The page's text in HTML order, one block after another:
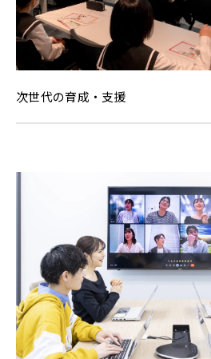
次世代の育成・支援